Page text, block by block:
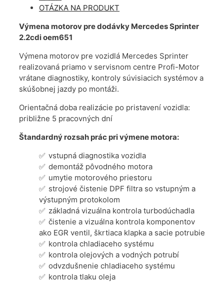
OM651OTÁZKA NA PRODUKT
Výmena motorov pre dodávky Mercedes Sprinter
2.2cdi oem651
Výmena motorov pre vozidlá Mercedes Sprinter
realizovaná priamo v servisnom centre Profi-Motor
vrátane diagnostiky, kontroly súvisiacich systémov a
skúšobnej jazdy po montáži.
Orientačná doba realizácie po pristavení vozidla:
približne 5 pracovných dní
Štandardný rozsah prác pri výmene motora:
vstupná diagnostika vozidla
demontáž pôvodného motora
umytie motorového priestoru
strojové čistenie DPF filtra so vstupným a
výstupným protokolom
základná vizuálna kontrola turbodúchadla
čistenie a vizuálna kontrola komponentov
ako EGR ventil, škrtiaca klapka a sacie potrubie
kontrola chladiaceho systému
kontrola olejových a vodných potrubí
odvzdušnenie chladiaceho systému
kontrola tlaku oleja